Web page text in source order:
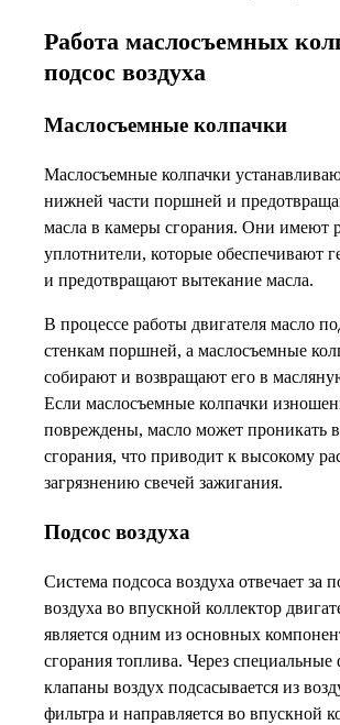
Работа маслосъемных
подсос воздуха
Маслосъемные колпачки
Маслосъемные колпачки
нижней части поршней и
масла в камеры сгорания. Они имеют
уплотнители, которые обеспечивают
и предотвращают вытекание масла.
В процессе работы двигателя масло
стенкам поршней, а маслосъемные
собирают и возвращают его в
Если маслосъемные колпачки
повреждены, масло может проникать
сгорания, что приводит к высокому
загрязнению свечей зажигания.
Подсос воздуха
Система подсоса воздуха отвечает за
воздуха во впускной коллектор
является одним из основных
сгорания топлива. Через
клапаны воздух подсасывается из
фильтра и направляется во впускной